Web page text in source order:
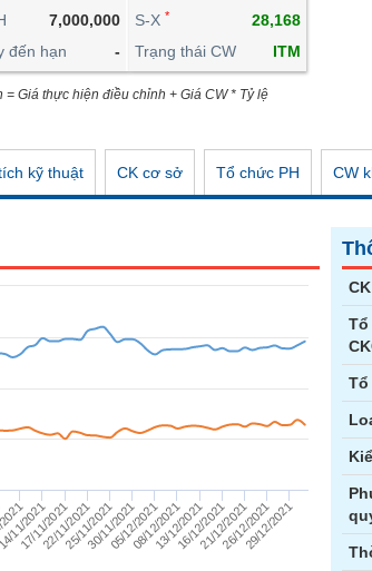
7,000,000
đến hạn
-
S-X *
28,168
Trạng thái CW
ITM
Giá thực hiện điều chỉnh + Giá CW * Tỷ lệ
kỹ thuật CK cơ sở Tổ chức PH CW
11/2021
17/11/2021
22/11/2021
25/11/2021
30/11/2021
05/12/2021
08/12/2021
13/12/2021
16/12/2021
21/12/2021
26/12/2021
29/12/2021
Tổ
XUẤT DỮ LIỆU
TIN MỚI